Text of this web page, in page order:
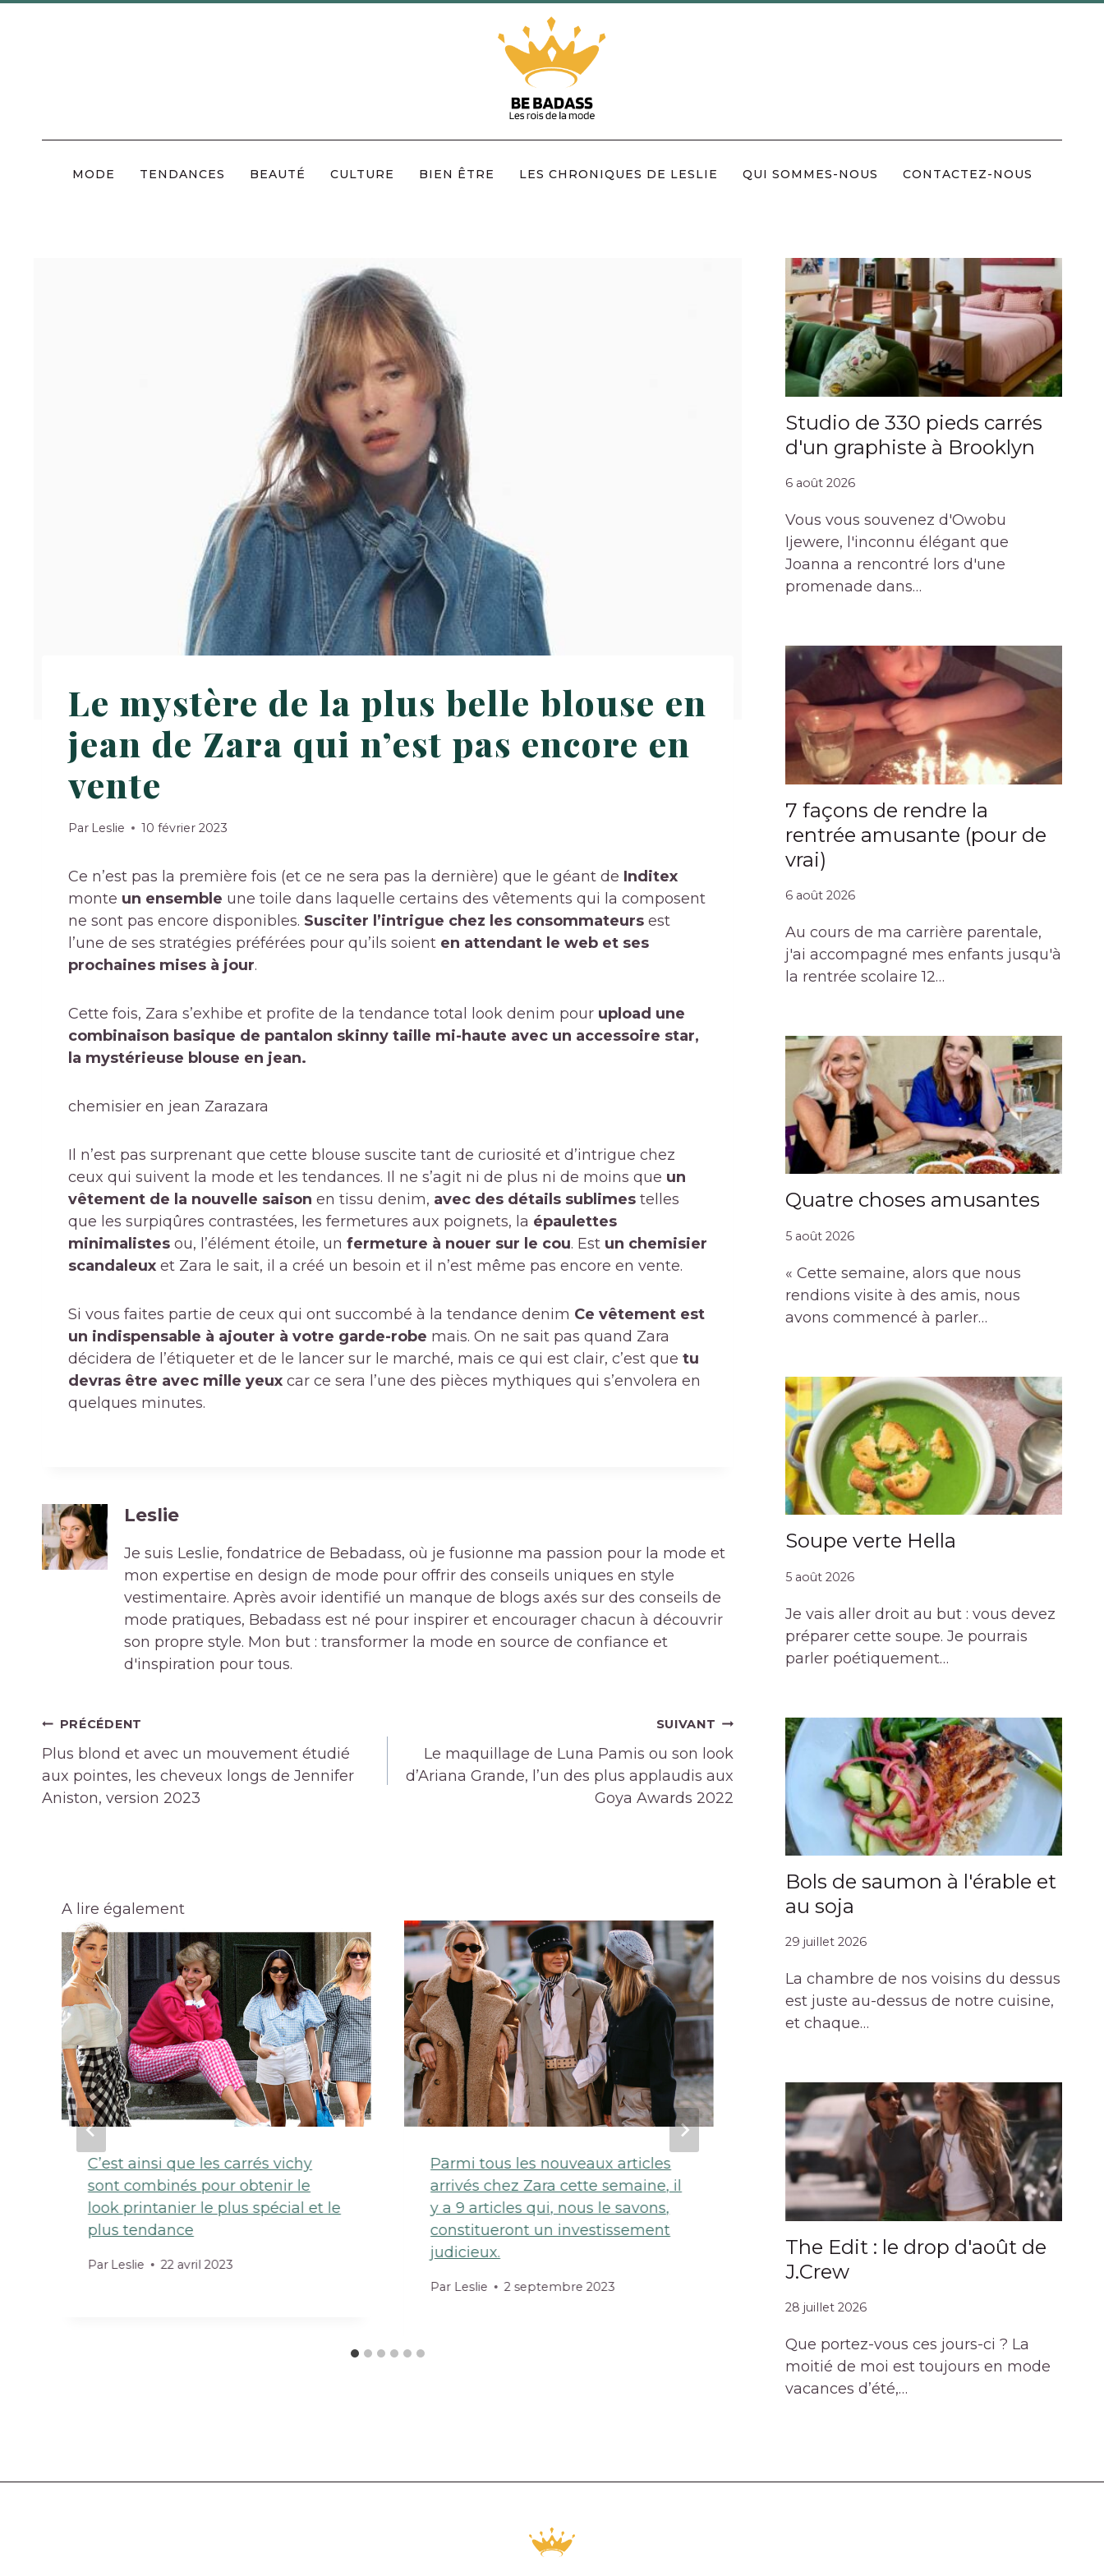
MODE TENDANCES BEAUTÉ CULTURE BIEN ÊTRE LES CHRONIQUES DE LESLIE QUI SOMMES-NOUS CONTACTEZ-NOUS
Le mystère de la plus belle blouse en
jean de Zara qui n’est pas encore en
vente
Par Leslie 10 février 2023
Ce n’est pas la première fois (et ce ne sera pas la dernière) que le géant de Inditex
monte un ensemble une toile dans laquelle certains des vêtements qui la composent
ne sont pas encore disponibles. Susciter l’intrigue chez les consommateurs est
l’une de ses stratégies préférées pour qu’ils soient en attendant le web et ses
prochaines mises à jour.
Cette fois, Zara s’exhibe et profite de la tendance total look denim pour upload une
combinaison basique de pantalon skinny taille mi-haute avec un accessoire star,
la mystérieuse blouse en jean.
chemisier en jean Zarazara
Il n’est pas surprenant que cette blouse suscite tant de curiosité et d’intrigue chez
ceux qui suivent la mode et les tendances. Il ne s’agit ni de plus ni de moins que un
vêtement de la nouvelle saison en tissu denim, avec des détails sublimes telles
que les surpiqûres contrastées, les fermetures aux poignets, la épaulettes
minimalistes ou, l’élément étoile, un fermeture à nouer sur le cou. Est un chemisier
scandaleux et Zara le sait, il a créé un besoin et il n’est même pas encore en vente.
Si vous faites partie de ceux qui ont succombé à la tendance denim Ce vêtement est
un indispensable à ajouter à votre garde-robe mais. On ne sait pas quand Zara
décidera de l’étiqueter et de le lancer sur le marché, mais ce qui est clair, c’est que tu
devras être avec mille yeux car ce sera l’une des pièces mythiques qui s’envolera en
quelques minutes.
Leslie
Je suis Leslie, fondatrice de Bebadass, où je fusionne ma passion pour la mode et
mon expertise en design de mode pour offrir des conseils uniques en style
vestimentaire. Après avoir identifié un manque de blogs axés sur des conseils de
mode pratiques, Bebadass est né pour inspirer et encourager chacun à découvrir
son propre style. Mon but : transformer la mode en source de confiance et
d'inspiration pour tous.
Navigation
de
l’article
PRÉCÉDENT
Plus blond et avec un mouvement étudié
aux pointes, les cheveux longs de Jennifer
Aniston, version 2023
SUIVANT
Le maquillage de Luna Pamis ou son look
d’Ariana Grande, l’un des plus applaudis aux
Goya Awards 2022
A lire également
C’est ainsi que les carrés vichy
sont combinés pour obtenir le
look printanier le plus spécial et le
plus tendance
Par Leslie 22 avril 2023
Parmi tous les nouveaux articles
arrivés chez Zara cette semaine, il
y a 9 articles qui, nous le savons,
constitueront un investissement
judicieux.
Par Leslie 2 septembre 2023
Pourquoi les 5 robes les plus en
promotion de Zara sont une
excellente idée pour cet été
ParLeslie 24 juin 2023
Studio de 330 pieds carrés
d'un graphiste à Brooklyn
6 août 2026
Vous vous souvenez d'Owobu
Ijewere, l'inconnu élégant que
Joanna a rencontré lors d'une
promenade dans…
7 façons de rendre la
rentrée amusante (pour de
vrai)
6 août 2026
Au cours de ma carrière parentale,
j'ai accompagné mes enfants jusqu'à
la rentrée scolaire 12…
Quatre choses amusantes
5 août 2026
« Cette semaine, alors que nous
rendions visite à des amis, nous
avons commencé à parler…
Soupe verte Hella
5 août 2026
Je vais aller droit au but : vous devez
préparer cette soupe. Je pourrais
parler poétiquement…
Bols de saumon à l'érable et
au soja
29 juillet 2026
La chambre de nos voisins du dessus
est juste au-dessus de notre cuisine,
et chaque…
The Edit : le drop d'août de
J.Crew
28 juillet 2026
Que portez-vous ces jours-ci ? La
moitié de moi est toujours en mode
vacances d’été,…